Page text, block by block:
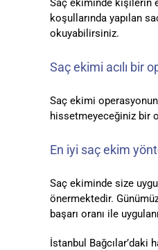
Saç ekiminde kişilerin
koşullarında yapılan
okuyabilirsiniz.
Saç ekimi acılı bir
Saç ekimi
hissetmeyeceğiniz bir
En iyi saç ekim
Saç ekiminde size
önermektedir.
başarı oranı ile
İstanbul